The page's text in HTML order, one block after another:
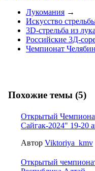
Лукомания →
Искусство
3D-стрельба из лука
Российские 3Д-
Чемпионат
Похожие темы (5)
Открытый
Сайгак-2024" 19-20
Автор Viktoriya_kmv
Открытый